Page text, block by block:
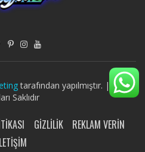
tarafından yapılmıştır. | Tüm
Saklıdır
GIZLILIK
REKLAM VERIN